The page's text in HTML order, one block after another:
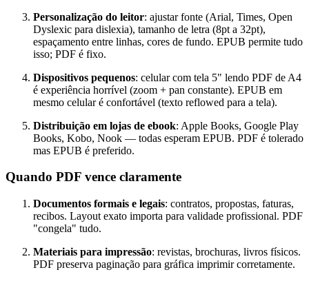
Personalização do leitor: ajustar fonte (Arial, Times, Open
Dyslexic para dislexia), tamanho de letra (8pt a 32pt),
espaçamento entre linhas, cores de fundo. EPUB permite tudo
isso; PDF é fixo.
Dispositivos pequenos: celular com tela 5" lendo PDF de A4
é experiência horrível (zoom + pan constante). EPUB em
mesmo celular é confortável (texto reflowed para a tela).
Distribuição em lojas de ebook: Apple Books, Google Play
Books, Kobo, Nook — todas esperam EPUB. PDF é tolerado
mas EPUB é preferido.
Quando PDF vence claramente
Documentos formais e legais: contratos, propostas, faturas,
recibos. Layout exato importa para validade profissional. PDF
"congela" tudo.
Materiais para impressão: revistas, brochuras, livros físicos.
PDF preserva paginação para gráfica imprimir corretamente.